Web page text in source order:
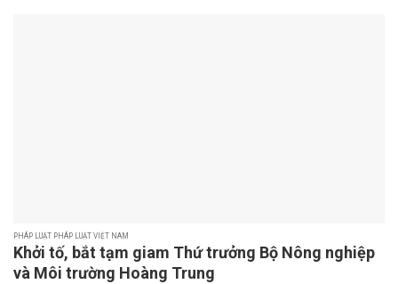
PHÁP LUẬT PHÁP LUẬT VIỆT NAM
Khởi tố, bắt tạm giam Thứ trưởng Bộ Nông nghiệp
và Môi trường Hoàng Trung